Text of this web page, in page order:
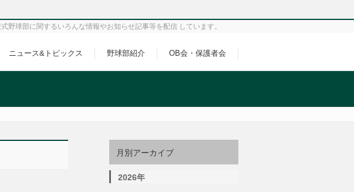
球部に関するいろんな情報やお知らせ記事等を配信 しています。
ニュース&トピックス 野球部紹介 OB会・保護者会
月別アーカイブ
2026年